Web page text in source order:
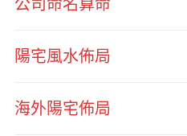
陽宅風水佈局
海外陽宅佈局